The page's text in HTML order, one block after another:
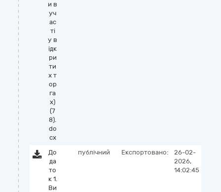
и в
уч
ас
ті
у в
ідк
ри
ти
х т
ор
га
х)
(7
8).
do
cx
До
да
то
к 1.
Ви
публічний Експортовано:
26-02-
2026,
14:02:45